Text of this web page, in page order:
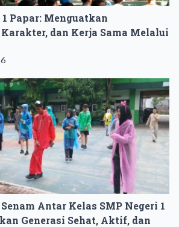
1 Papar: Menguatkan
dan Kerja Sama Melalui
Antar Kelas SMP Negeri 1
Generasi Sehat, Aktif, dan